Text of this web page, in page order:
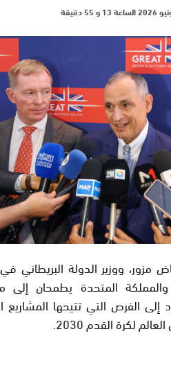
مزور، ووزير الدولة البريطاني
والمملكة المتحدة يطمحان إلى
إلى الفرص التي تتيحها
لكرة القدم 2030.